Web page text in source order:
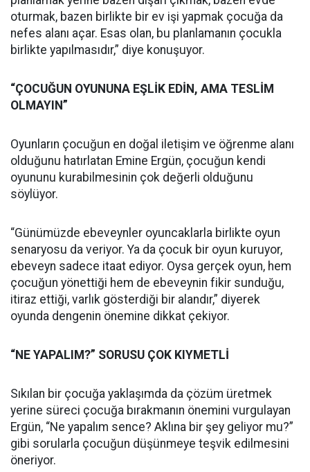
oturmak, bazen birlikte bir ev işi yapmak çocuğa da
nefes alanı açar. Esas olan, bu planlamanın çocukla
birlikte yapılmasıdır,” diye konuşuyor.
“ÇOCUĞUN OYUNUNA EŞLİK EDİN, AMA TESLİM
OLMAYIN”
Oyunların çocuğun en doğal iletişim ve öğrenme alanı
olduğunu hatırlatan Emine Ergün, çocuğun kendi
oyununu kurabilmesinin çok değerli olduğunu
söylüyor.
“Günümüzde ebeveynler oyuncaklarla birlikte oyun
senaryosu da veriyor. Ya da çocuk bir oyun kuruyor,
ebeveyn sadece itaat ediyor. Oysa gerçek oyun, hem
çocuğun yönettiği hem de ebeveynin fikir sunduğu,
itiraz ettiği, varlık gösterdiği bir alandır,” diyerek
oyunda dengenin önemine dikkat çekiyor.
“NE YAPALIM?” SORUSU ÇOK KIYMETLİ
Sıkılan bir çocuğa yaklaşımda da çözüm üretmek
yerine süreci çocuğa bırakmanın önemini vurgulayan
Ergün, “Ne yapalım sence? Aklına bir şey geliyor mu?”
gibi sorularla çocuğun düşünmeye teşvik edilmesini
öneriyor.